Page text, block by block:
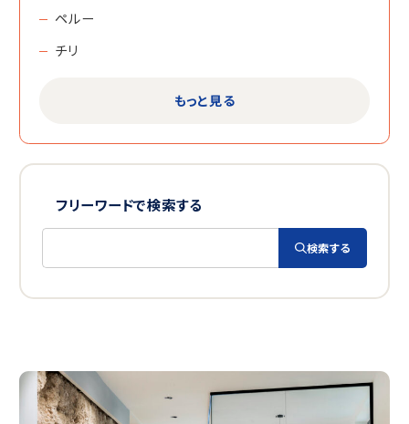
テネリフェ
ネルハ
パルマ・デ・マジョルカ
ペルー
チリ
ドミニカ共和国
エクアドル
キューバ
もっと見る
フリーワードで検索する
検索する